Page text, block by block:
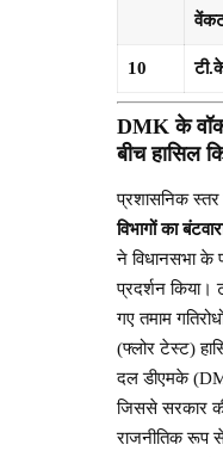
10
DMK के
बीच हासिल
प्रशासनिक
विभागों का
ने विधानसभा के
प्रदर्शन किया।
गए तमाम
(फ्लोर टेस्ट)
दल डीएमके
जिससे सरकार
राजनीतिक रूप